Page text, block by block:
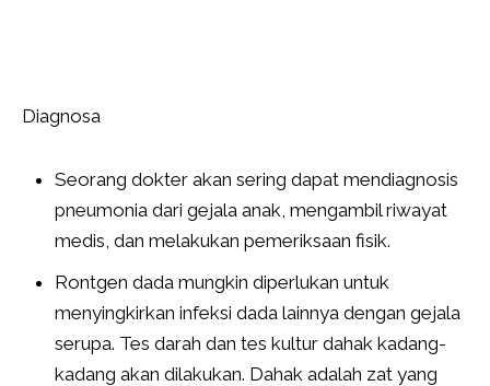
Diagnosa
Seorang dokter akan sering dapat mendiagnosis
pneumonia dari gejala anak, mengambil riwayat
medis, dan melakukan pemeriksaan fisik.
Rontgen dada mungkin diperlukan untuk
menyingkirkan infeksi dada lainnya dengan gejala
serupa. Tes darah dan tes kultur dahak kadang-
kadang akan dilakukan. Dahak adalah zat yang